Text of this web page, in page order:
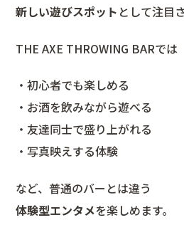
新しい遊びスポット として注目
THE AXE THROWING BARでは
・初心者でも楽しめる
・お酒を飲みながら遊べる
・友達同士で盛り上がれる
・写真映えする体験
など、普通のバーとは違う
体験型エンタメを楽しめます。